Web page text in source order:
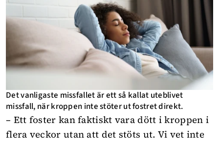
Det vanligaste missfallet är ett så kallat uteblivet
missfall, när kroppen inte stöter ut fostret direkt.
– Ett foster kan faktiskt vara dött i kroppen i
flera veckor utan att det stöts ut. Vi vet inte